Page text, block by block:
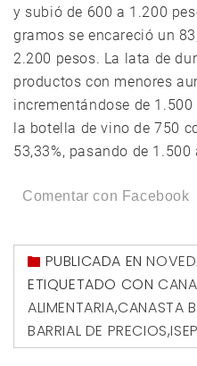
y subió de 600 a 1.200
gramos se encareció un
2.200 pesos. La lata de
productos con menores
incrementándose de
la botella de vino de 750
53,33%, pasando de 1.500
Comentar con Facebook
PUBLICADA EN
ETIQUETADO CON
ALIMENTARIA,CANASTA
BARRIAL DE PRECIOS,